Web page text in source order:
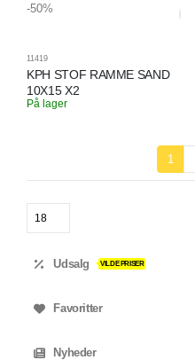
-50%
11419
KPH STOF RAMME SAND
10X15 X2
På lager
1
Udsalg VILDE PRISER
Favoritter
Nyheder